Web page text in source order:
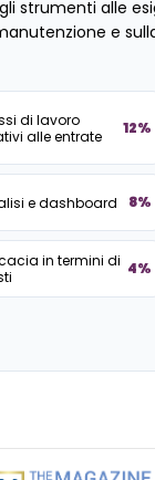
strumenti alle
e
di lavoro
alle entrate
12%
e dashboard 8%
in termini di 4%